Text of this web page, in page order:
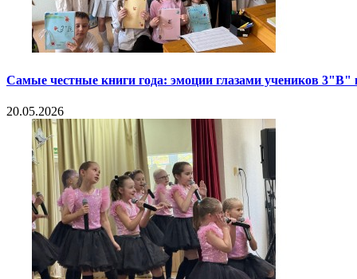
Самые честные книги года: эмоции глазами учеников 3"В"
20.05.2026